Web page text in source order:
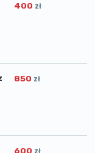
400 zł
850 zł
600